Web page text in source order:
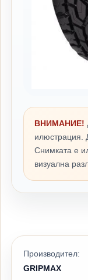
ВНИМАНИЕ!
илюстрация.
Снимката е
визуална
Производител:
GRIPMAX